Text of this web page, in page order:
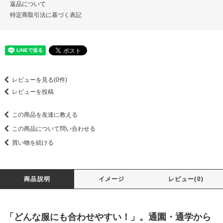
返品について
特定商取引法に基づく表記
レビューを見る(0件)
レビューを投稿
この商品を友達に教える
この商品について問い合わせる
買い物を続ける
商品説明 イメージ レビュー(0)
「どんな服にも合わせやすい！」。通園・通学から